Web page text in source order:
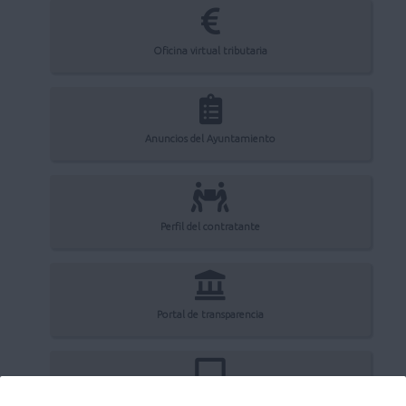
Oficina virtual tributaria
Anuncios del Ayuntamiento
Perfil del contratante
Portal de transparencia